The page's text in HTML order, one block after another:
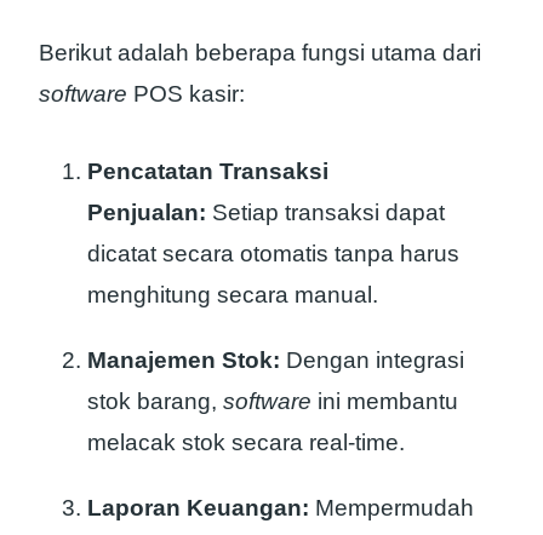
Berikut adalah beberapa fungsi utama dari
software POS kasir:
Pencatatan Transaksi
Penjualan: Setiap transaksi dapat
dicatat secara otomatis tanpa harus
menghitung secara manual.
Manajemen Stok: Dengan integrasi
stok barang, software ini membantu
melacak stok secara real-time.
Laporan Keuangan: Mempermudah